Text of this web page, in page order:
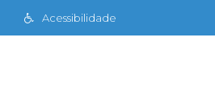
Acessibilidade